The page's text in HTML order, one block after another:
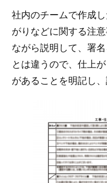
社内のチームで作成
がりなどに関する注
ながら説明して、署
とは違うので、仕上
があることを明記し